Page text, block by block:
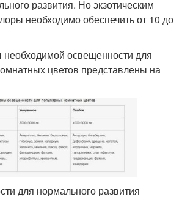
развития. Но экзотическим
необходимо обеспечить от 10 до
освещенности для
цветов представлены на
для нормального развития